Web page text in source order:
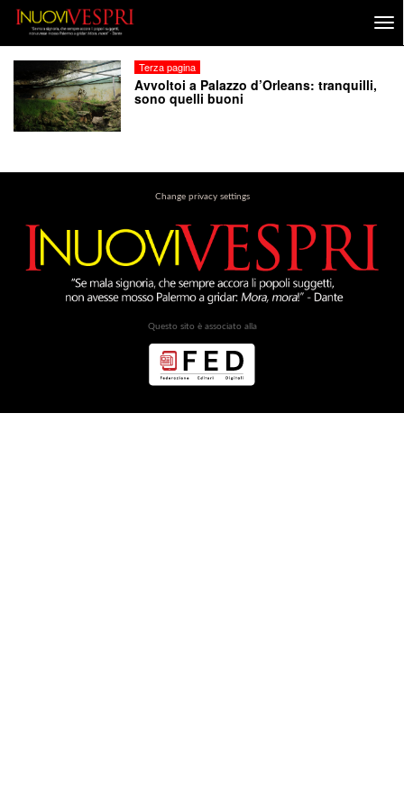
Terza pagina
Avvoltoi a Palazzo d’Orleans: tranquilli,
sono quelli buoni
Change privacy settings
Questo sito è associato alla